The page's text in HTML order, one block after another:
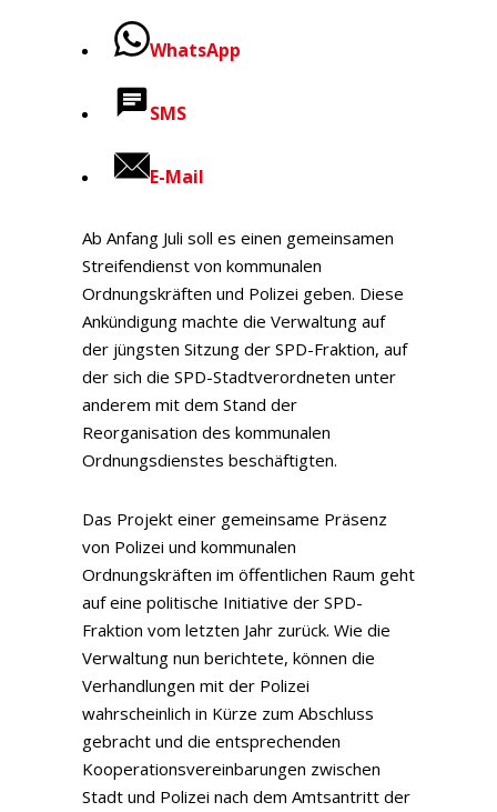
WhatsApp
SMS
E-Mail
Ab Anfang Juli soll es einen gemeinsamen
Streifendienst von kommunalen
Ordnungskräften und Polizei geben. Diese
Ankündigung machte die Verwaltung auf
der jüngsten Sitzung der SPD-Fraktion, auf
der sich die SPD-Stadtverordneten unter
anderem mit dem Stand der
Reorganisation des kommunalen
Ordnungsdienstes beschäftigten.
Das Projekt einer gemeinsame Präsenz
von Polizei und kommunalen
Ordnungskräften im öffentlichen Raum geht
auf eine politische Initiative der SPD-
Fraktion vom letzten Jahr zurück. Wie die
Verwaltung nun berichtete, können die
Verhandlungen mit der Polizei
wahrscheinlich in Kürze zum Abschluss
gebracht und die entsprechenden
Kooperationsvereinbarungen zwischen
Stadt und Polizei nach dem Amtsantritt der